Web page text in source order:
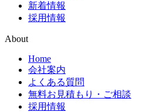
新着情報
採用情報
About
Home
会社案内
よくある質問
無料お見積もり・ご相談
採用情報